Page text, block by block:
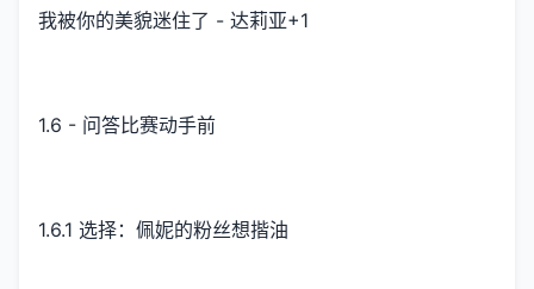
我被你的美貌迷住了 - 达莉亚+1
1.6 - 问答比赛动手前
1.6.1 选择：佩妮的粉丝想揩油